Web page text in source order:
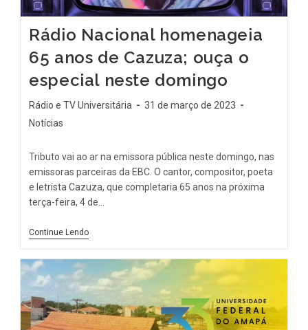
Rádio Nacional homenageia
65 anos de Cazuza; ouça o
especial neste domingo
Rádio e TV Universitária
31 de março de 2023
Notícias
Tributo vai ao ar na emissora pública neste domingo, nas
emissoras parceiras da EBC. O cantor, compositor, poeta
e letrista Cazuza, que completaria 65 anos na próxima
terça-feira, 4 de…
Continue Lendo